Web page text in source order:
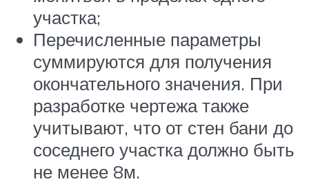
участка;
Перечисленные параметры
суммируются для получения
окончательного значения. При
разработке чертежа также
учитывают, что от стен бани до
соседнего участка должно быть
не менее 8м.